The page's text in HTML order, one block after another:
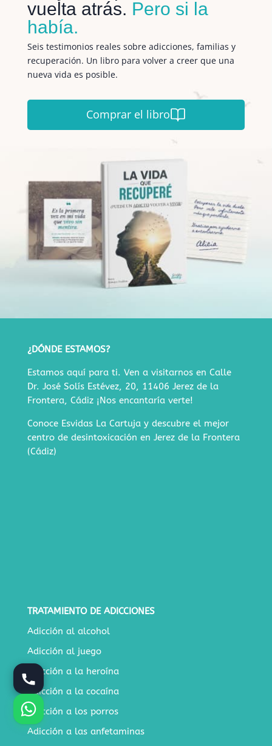
vuelta atrás. Pero si la
había.
Seis testimonios reales sobre adicciones, familias y
recuperación. Un libro para volver a creer que una
nueva vida es posible.
Comprar el libro
¿DÓNDE ESTAMOS?
Estamos aquí para ti. Ven a visitarnos en Calle
Dr. José Solís Estévez, 20, 11406 Jerez de la
Frontera, Cádiz¡Nos encantaría verte!
Conoce Esvidas La Cartuja y descubre el mejor
centro de desintoxicación en Jerez de la Frontera
(Cádiz)
TRATAMIENTO DE ADICCIONES
Adicción al alcohol
Adicción al juego
Adicción a la heroína
Adicción a la cocaína
Adicción a los porros
Adicción a las anfetaminas